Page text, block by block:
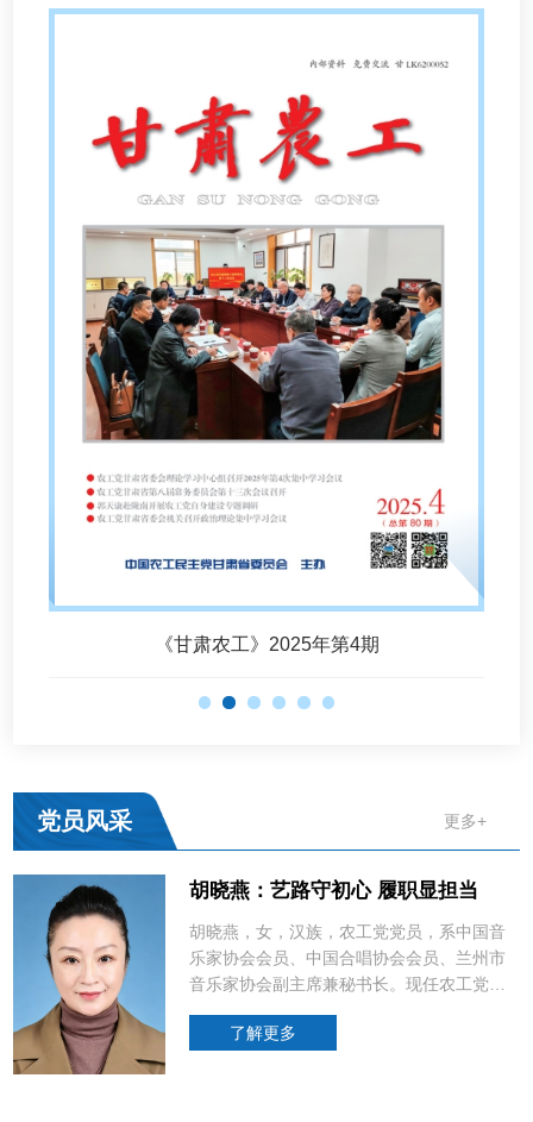
《甘肃农工》2025年第4期
党员风采 更多+
胡晓燕：艺路守初心 履职显担当
了解更多
陈辉：潜心科研守初心 立德树人担使
命
马莉：全力守护重症患者的“生命线”
了解更多
张国英：两度援马践初心 异国热土传
大爱
马正亮：坚守空港 守护生命
了解更多
夏亚一：丹心铸医魂 赤诚守初心
了解更多
朱天垣：砥砺奋进守初心 实干笃行担
使命
白明：坚守医者初心 勇担时代责任
了解更多
祝贺！王英菊任陇南市人民政府副市
长
田宏伟：仁术承载大爱 实干温暖民心
了解更多
李瑛：以深耕铸致远 以笃行赴热爱
了解更多
刘立善当选为兰州市政协副主席
了解更多
胡晓燕：艺路守初心 履职显担当
胡晓燕，女，汉族，农工党党员，系中国音
乐家协会会员、中国合唱协会会员、兰州市
音乐家协会副主席兼秘书长。现任农工党兰
员，兰州市政协委员。她深耕文艺沃土数十
了解更多
陈辉：潜心科研守初心 立德树人担使
命
马莉：全力守护重症患者的“生命线”
了解更多
张国英：两度援马践初心 异国热土传
大爱
马正亮：坚守空港 守护生命
了解更多
夏亚一：丹心铸医魂 赤诚守初心
了解更多
朱天垣：砥砺奋进守初心 实干笃行担
使命
白明：坚守医者初心 勇担时代责任
了解更多
祝贺！王英菊任陇南市人民政府副市
长
田宏伟：仁术承载大爱 实干温暖民心
了解更多
李瑛：以深耕铸致远 以笃行赴热爱
了解更多
刘立善当选为兰州市政协副主席
了解更多
胡晓燕：艺路守初心 履职显担当
了解更多
陈辉：潜心科研守初心 立德树人担使
命
马莉：全力守护重症患者的“生命线”
了解更多
张国英：两度援马践初心 异国热土传
大爱
马正亮：坚守空港 守护生命
了解更多
夏亚一：丹心铸医魂 赤诚守初心
了解更多
朱天垣：砥砺奋进守初心 实干笃行担
使命
白明：坚守医者初心 勇担时代责任
了解更多
祝贺！王英菊任陇南市人民政府副市
长
田宏伟：仁术承载大爱 实干温暖民心
了解更多
李瑛：以深耕铸致远 以笃行赴热爱
了解更多
刘立善当选为兰州市政协副主席
了解更多